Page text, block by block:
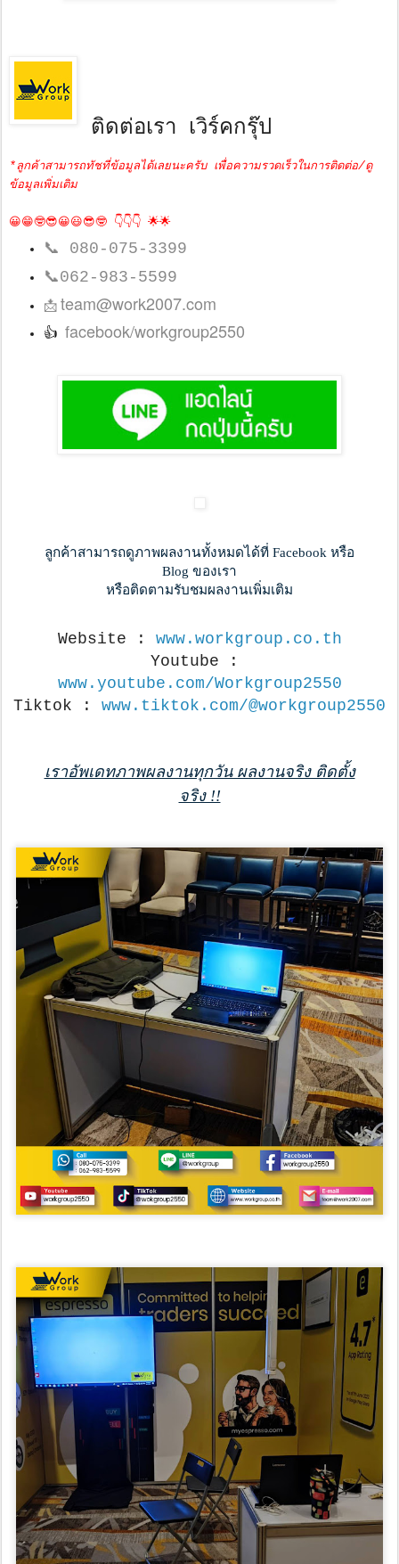
ติดต่อเรา เวิร์คกรุ๊ป
*ลูกค้าสามารถทัชที่ข้อมูลได้เลยนะครับ เพื่อความรวดเร็วในการติดต่อ/ดู
ข้อมูลเพิ่มเติม
😀😁🤓😎😀😃😎🤓 👇👇👇 🌟🌟
📞 080-075-3399
📞062-983-5599
📩team@work2007.com
👍 facebook/workgroup2550
ลูกค้าสามารถดูภาพผลงานทั้งหมดได้ที่ Facebook หรือ
Blog ของเรา
หรือติดตามรับชมผลงานเพิ่มเติม
Website : www.workgroup.co.th
www.youtube.com/Workgroup2550
Tiktok : www.tiktok.com/@workgroup2550
เราอัพเดทภาพผลงานทุกวัน ผลงานจริง ติดตั้ง
จริง !!